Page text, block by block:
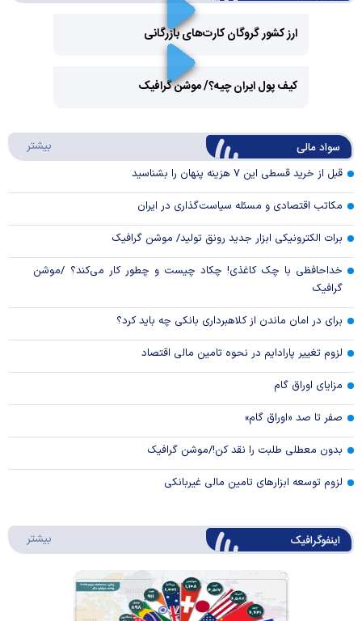
ارز کشور گروگان کارت‌های بازرگانی
Video
کیف پول ایران چیه؟/ موشن گرافیک
سواد مالی بیشتر
قبل از خرید قسطی این ۷ هزینه پنهان را بشناسید
مکاتب اقتصادی و مسئله سیاست‌گذاری در ایران
برات الکترونیکی ابزار جدید رونق تولید/ موشن گرافیک
خداحافظی با چک کاغذی! چکاد چیست و چطور کار می‌کند؟ /موشن
گرافیک
برای در امان ماندن از کلاهبرداری بانکی چه باید کرد؟
لزوم تغییر پارادایم در نحوه تامین مالی اقتصاد
مزایای اوراق گام
صفر تا صد «اوراق گام»
بدون معطلی طلبت را نقد کن!/موشن گرافیک
لزوم توسعه ابزارهای تامین مالی غیربانکی
اینفوگرافیک بیشتر